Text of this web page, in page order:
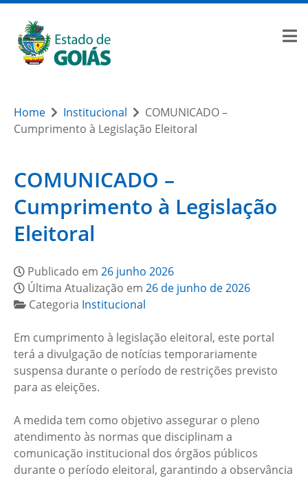
Home Institucional
COMUNICADO –
Cumprimento à Legislação Eleitoral
COMUNICADO –
Cumprimento à Legislação
Eleitoral
Publicado em 26 junho 2026
Última Atualização em 26 de junho de 2026
Categoria Institucional
Em cumprimento à legislação eleitoral, este portal
terá a divulgação de notícias temporariamente
suspensa durante o período de restrições previsto
para as eleições.
A medida tem como objetivo assegurar o pleno
atendimento às normas que disciplinam a
comunicação institucional dos órgãos públicos
durante o período eleitoral, garantindo a observância